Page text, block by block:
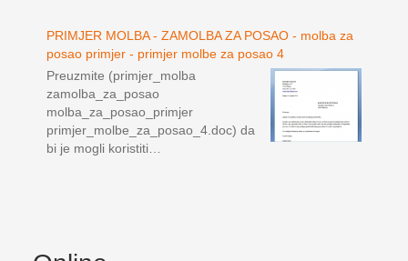
PRIMJER MOLBA - ZAMOLBA ZA POSAO - molba za
posao primjer - primjer molbe za posao 4
Preuzmite (primjer_molba
zamolba_za_posao
molba_za_posao_primjer
primjer_molbe_za_posao_4.doc) da
bi je mogli koristiti…